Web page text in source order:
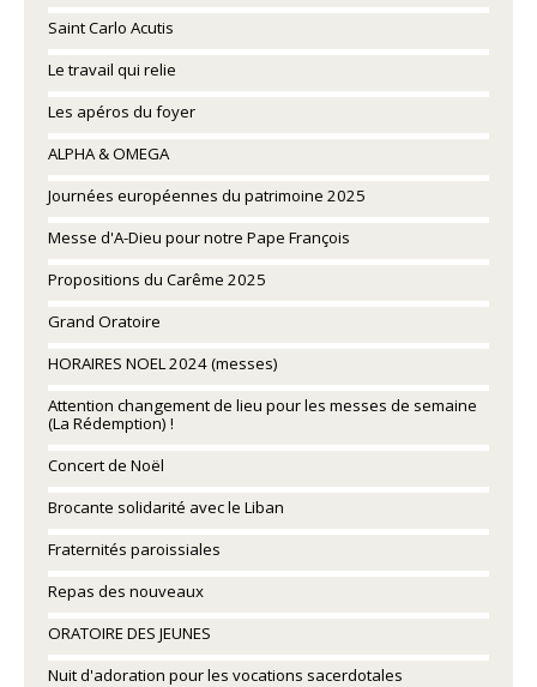
Saint Carlo Acutis
Le travail qui relie
Les apéros du foyer
ALPHA & OMEGA
Journées européennes du patrimoine 2025
Messe d'A-Dieu pour notre Pape François
Propositions du Carême 2025
Grand Oratoire
HORAIRES NOEL 2024 (messes)
Attention changement de lieu pour les messes de semaine
(La Rédemption) !
Concert de Noël
Brocante solidarité avec le Liban
Fraternités paroissiales
Repas des nouveaux
ORATOIRE DES JEUNES
Nuit d'adoration pour les vocations sacerdotales